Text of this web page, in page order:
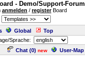
- Demo/Support-Forum
anmelden / registerBoard
Global Top
Sprache:
Chat (0) new User-Map